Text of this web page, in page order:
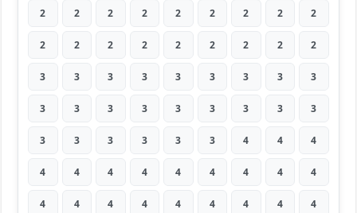
2 2 2 2 2 2 2 2 2
2 2 2 2 2 2 2 2 2
3 3 3 3 3 3 3 3 3
3 3 3 3 3 3 3 3 3
3 3 3 3 3 3 4 4 4
4 4 4 4 4 4 4 4 4
4 4 4 4 4 4 4 4 4